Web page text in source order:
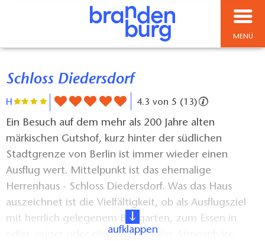
MENÜ
Schloss Diedersdorf
H 4.3 von 5 (13)
Ein Besuch auf dem mehr als 200 Jahre alten
märkischen Gutshof, kurz hinter der südlichen
Stadtgrenze von Berlin ist immer wieder einen
Ausflug wert. Mittelpunkt ist das ehemalige
Herrenhaus - Schloss Diedersdorf. Was das Haus
auszeichnet ist die Vielfältigkeit, ob als Ausflugsziel
mit herrlich gelegenem Biergarten, zum Essen in
edler, uriger oder elegant-rustikaler Atmosphäre.
aufklappen